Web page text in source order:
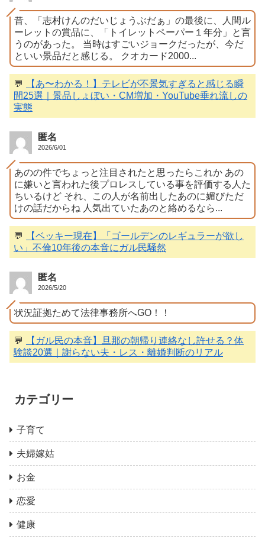
昔、「志村けんのだいじょうぶだぁ」の最後に、人間ル
ーレットの賞品に、「トイレットペーパー１年分」と言
うのがあった。 当時はすごいジョークだったが、今だ
といい景品だと感じる。 クオカード2000...
💬
【あ〜わかる！】テレビが不景気すぎると感じる瞬
間25選｜景品しょぼい・CM増加・YouTube垂れ流しの
実態
匿名
2026/6/01
あのの件でちょっと注目されたと思ったらこれか あの
に嫌いと言われた後プロレスしている事を評価する人た
ちいるけど それ、この人が名前出したあのに媚びただ
けの話だからね 人気出ていたあのと絡めるなら...
💬
【ベッキー現在】「ゴールデンのレギュラーが欲し
い」不倫10年後の本音にガル民騒然
匿名
2026/5/20
状況証拠ためて法律事務所へGO！！
💬
【ガル民の本音】旦那の朝帰り連絡なし許せる？体
験談20選｜謝らない夫・レス・離婚判断のリアル
カテゴリー
子育て
夫婦嫁姑
お金
恋愛
健康